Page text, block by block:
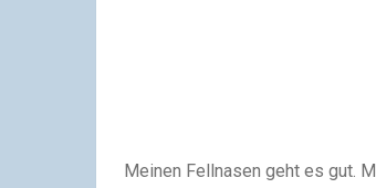
Meinen Fellnasen geht es gut.